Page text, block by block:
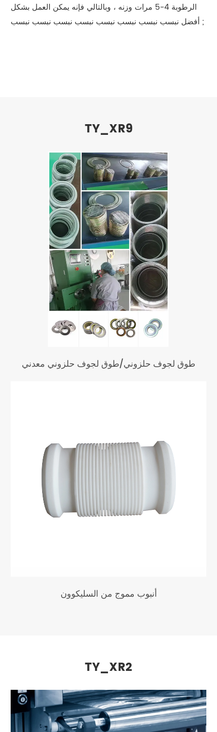
الرطوبة 4-5 مرات وزنه ، وبالتالي فإنه يمكن العمل بشكل
أفضل نبسب نبسب نبسب نبسب نبسب نبسب نبسب نبسب ;
TY_XR9
طوق لجوف حلزوني/طوق لجوف حلزوني معدني
أنبوب مموج من السليكوون
TY_XR2